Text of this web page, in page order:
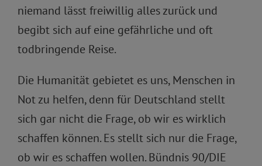
niemand lässt freiwillig alles zurück und
begibt sich auf eine gefährliche und oft
todbringende Reise.
Die Humanität gebietet es uns, Menschen in
Not zu helfen, denn für Deutschland stellt
sich gar nicht die Frage, ob wir es wirklich
schaffen können. Es stellt sich nur die Frage,
ob wir es schaffen wollen. Bündnis 90/DIE